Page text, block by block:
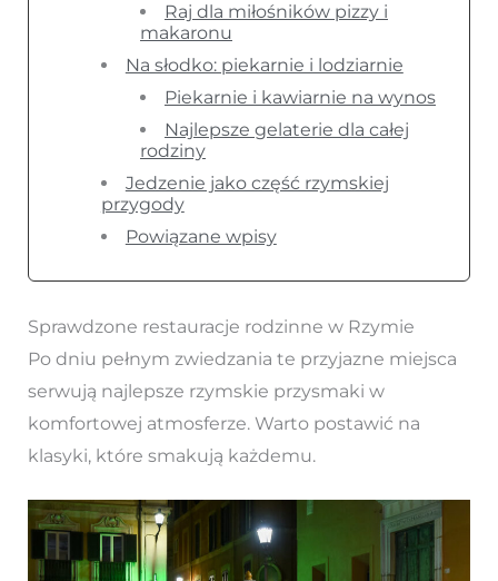
Raj dla miłośników pizzy i
makaronu
Na słodko: piekarnie i lodziarnie
Piekarnie i kawiarnie na wynos
Najlepsze gelaterie dla całej
rodziny
Jedzenie jako część rzymskiej
przygody
Powiązane wpisy
Sprawdzone restauracje rodzinne w Rzymie
Po dniu pełnym zwiedzania te przyjazne miejsca
serwują najlepsze rzymskie przysmaki w
komfortowej atmosferze. Warto postawić na
klasyki, które smakują każdemu.